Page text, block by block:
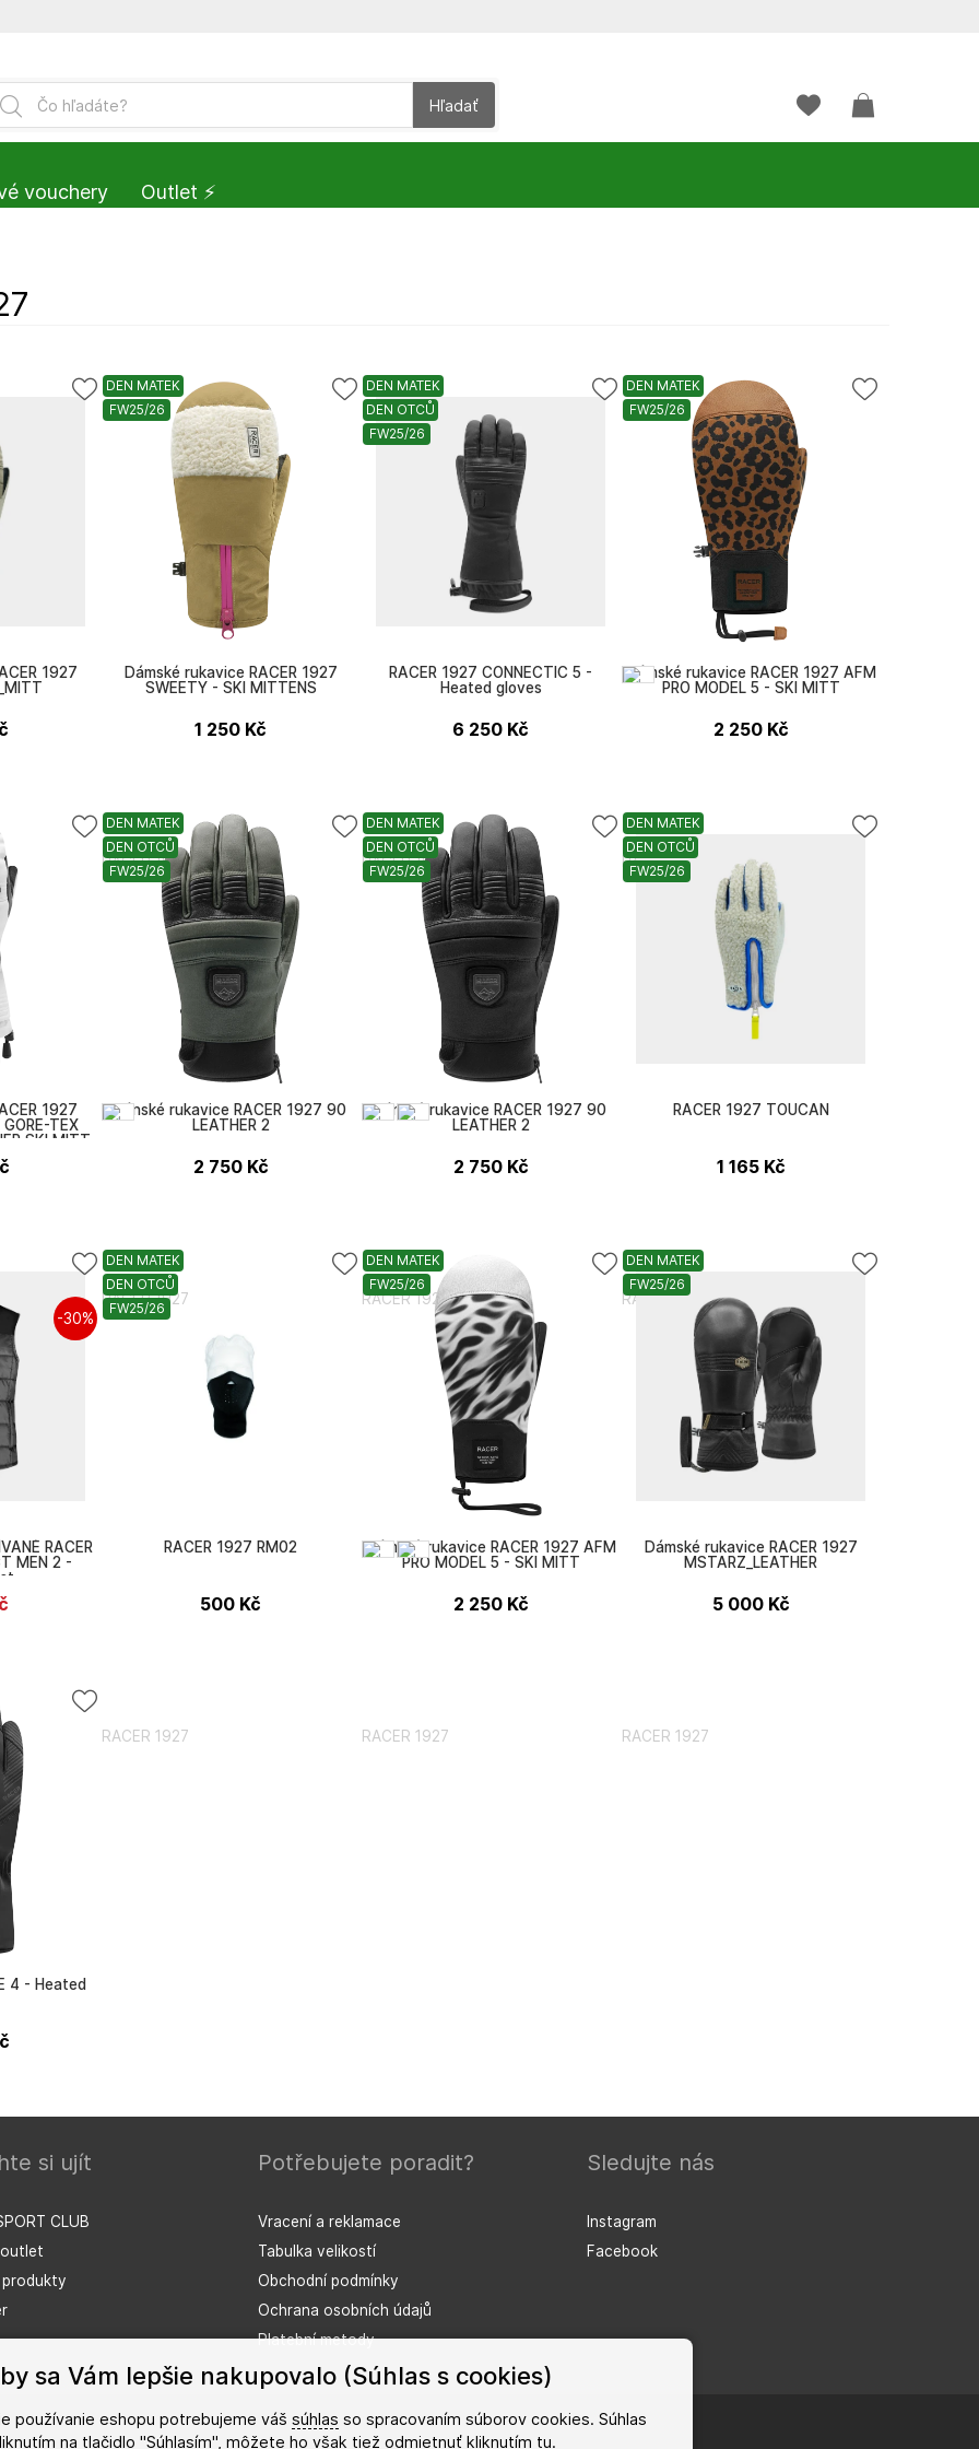
1927
DEN MATEK
FW25/26
RACER 1927
Dámské rukavice RACER 1927
SWEETY - SKI MITTENS
1 250 Kč
DEN MATEK
DEN OTCŮ
FW25/26
RACER 1927
RACER 1927 CONNECTIC 5 -
Heated gloves
6 250 Kč
DEN MATEK
FW25/26
RACER 1927
Dámské rukavice RACER 1927 AFM
PRO MODEL 5 - SKI MITT
2 250 Kč
1927
TEX
SKI MITT
DEN MATEK
DEN OTCŮ
FW25/26
RACER 1927
Pánské rukavice RACER 1927 90
LEATHER 2
2 750 Kč
DEN MATEK
DEN OTCŮ
FW25/26
RACER 1927
Pánské rukavice RACER 1927 90
LEATHER 2
2 750 Kč
DEN MATEK
DEN OTCŮ
FW25/26
RACER 1927
RACER 1927 TOUCAN
1 165 Kč
RACER
MEN 2 -
-30%
DEN MATEK
DEN OTCŮ
FW25/26
RACER 1927
RACER 1927 RM02
500 Kč
DEN MATEK
FW25/26
RACER 1927
Dámské rukavice RACER 1927 AFM
PRO MODEL 5 - SKI MITT
2 250 Kč
DEN MATEK
FW25/26
RACER 1927
Dámské rukavice RACER 1927
MSTARZ_LEATHER
5 000 Kč
4 - Heated
Hľadať
vouchery Outlet ⚡️
si ujít
CLUB
produkty
Potřebujete poradit?
Vracení a reklamace
Tabulka velikostí
Obchodní podmínky
Ochrana osobních údajů
Platební metody
Sledujte nás
Instagram
Facebook
sa Vám lepšie nakupovalo (Súhlas s cookies)
používanie eshopu potrebujeme váš súhlas so spracovaním súborov cookies. Súhlas
na tlačidlo "Súhlasím", môžete ho však tiež odmietnuť kliknutím tu.